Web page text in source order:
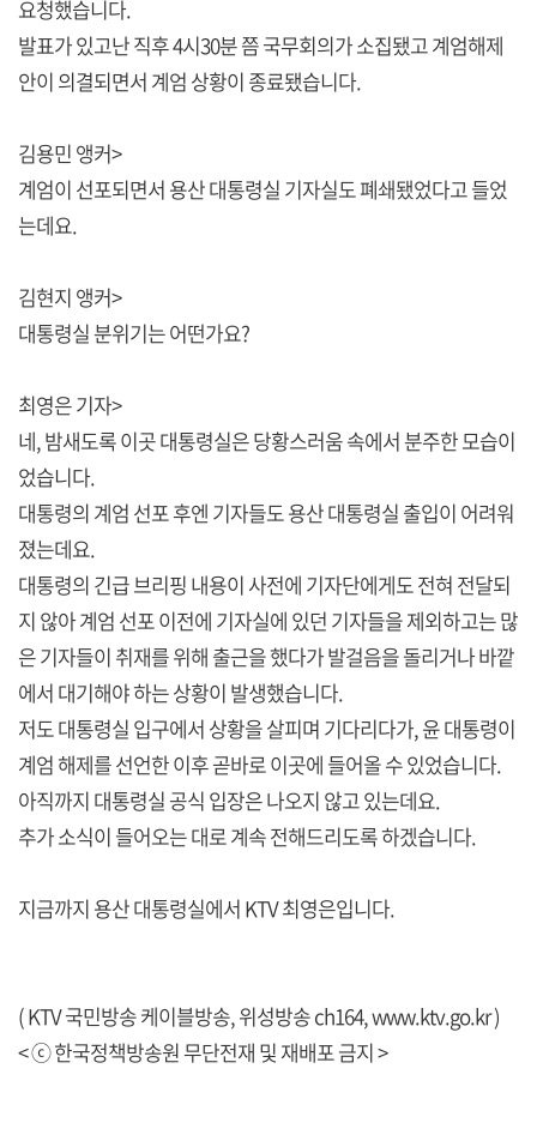
요청했습니다.
발표가 있고난 직후 4시30분 쯤 국무회의가 소집됐고 계엄해제
안이 의결되면서 계엄 상황이 종료됐습니다.
김용민 앵커>
계엄이 선포되면서 용산 대통령실 기자실도 폐쇄됐었다고 들었
는데요.
김현지 앵커>
대통령실 분위기는 어떤가요?
최영은 기자>
네, 밤새도록 이곳 대통령실은 당황스러움 속에서 분주한 모습이
었습니다.
대통령의 계엄 선포 후엔 기자들도 용산 대통령실 출입이 어려워
졌는데요.
대통령의 긴급 브리핑 내용이 사전에 기자단에게도 전혀 전달되
지 않아 계엄 선포 이전에 기자실에 있던 기자들을 제외하고는 많
은 기자들이 취재를 위해 출근을 했다가 발걸음을 돌리거나 바깥
에서 대기해야 하는 상황이 발생했습니다.
저도 대통령실 입구에서 상황을 살피며 기다리다가, 윤 대통령이
계엄 해제를 선언한 이후 곧바로 이곳에 들어올 수 있었습니다.
아직까지 대통령실 공식 입장은 나오지 않고 있는데요.
추가 소식이 들어오는 대로 계속 전해드리도록 하겠습니다.
지금까지 용산 대통령실에서 KTV 최영은입니다.
( KTV 국민방송 케이블방송, 위성방송 ch164,www.ktv.go.kr)
< ⓒ 한국정책방송원 무단전재 및 재배포 금지 >